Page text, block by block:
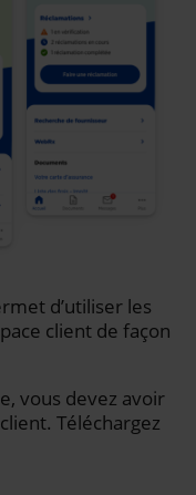
d’utiliser les
client de façon
vous devez avoir
Téléchargez